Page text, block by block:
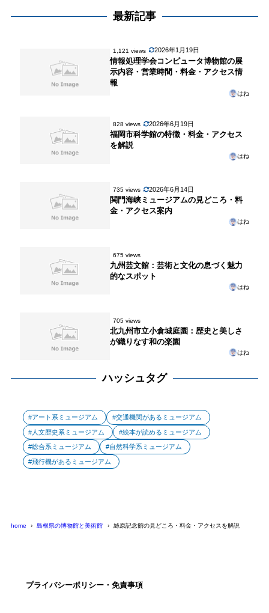
最新記事
1,121 views 2026年1月19日
情報処理学会コンピュータ博物館の展
示内容・営業時間・料金・アクセス情
報
はね
828 views 2026年6月19日
福岡市科学館の特徴・料金・アクセス
を解説
はね
735 views 2026年6月14日
関門海峡ミュージアムの見どころ・料
金・アクセス案内
はね
675 views
九州芸文館：芸術と文化の息づく魅力
的なスポット
はね
705 views
北九州市立小倉城庭園：歴史と美しさ
が織りなす和の楽園
はね
ハッシュタグ
アート系ミュージアム 交通機関があるミュージアム
人文歴史系ミュージアム 絵本が読めるミュージアム
総合系ミュージアム 自然科学系ミュージアム
飛行機があるミュージアム
home 島根県の博物館と美術館 絲原記念館の見どころ・料金・アクセスを解説
プライバシーポリシー・免責事項